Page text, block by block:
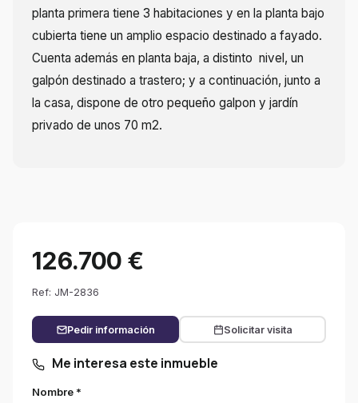
planta primera tiene 3 habitaciones y en la planta bajo
cubierta tiene un amplio espacio destinado a fayado.
Cuenta además en planta baja, a distinto nivel, un
galpón destinado a trastero; y a continuación, junto a
la casa, dispone de otro pequeño galpon y jardín
privado de unos 70 m2.
126.700 €
Ref: JM-2836
Pedir información Solicitar visita
Me interesa este inmueble
Nombre *